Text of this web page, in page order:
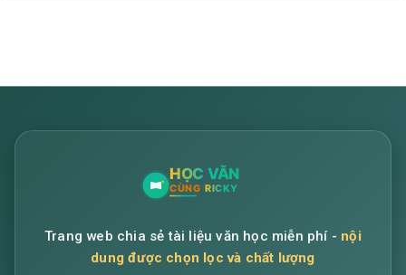
Trang web chia sẻ tài liệu văn học miễn phí - nội
dung được chọn lọc và chất lượng